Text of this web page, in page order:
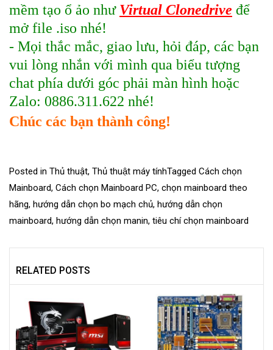
mềm tạo ổ ảo như Virtual Clonedrive để
mở file .iso nhé!
- Mọi thắc mắc, giao lưu, hỏi đáp, các bạn
vui lòng nhắn với mình qua biểu tượng
chat phía dưới góc phải màn hình hoặc
Zalo: 0886.311.622 nhé!
Chúc các bạn thành công!
Posted in Thủ thuật, Thủ thuật máy tínhTagged Cách chọn
Mainboard, Cách chọn Mainboard PC, chọn mainboard theo
hãng, hướng dẫn chọn bo mạch chủ, hướng dẫn chọn
mainboard, hướng dẫn chọn manin, tiêu chí chọn mainboard
RELATED POSTS